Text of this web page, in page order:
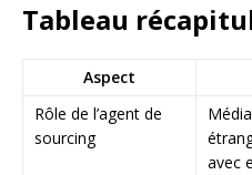
Tableau
Aspect
Rôle de l’agent de
sourcing
avec